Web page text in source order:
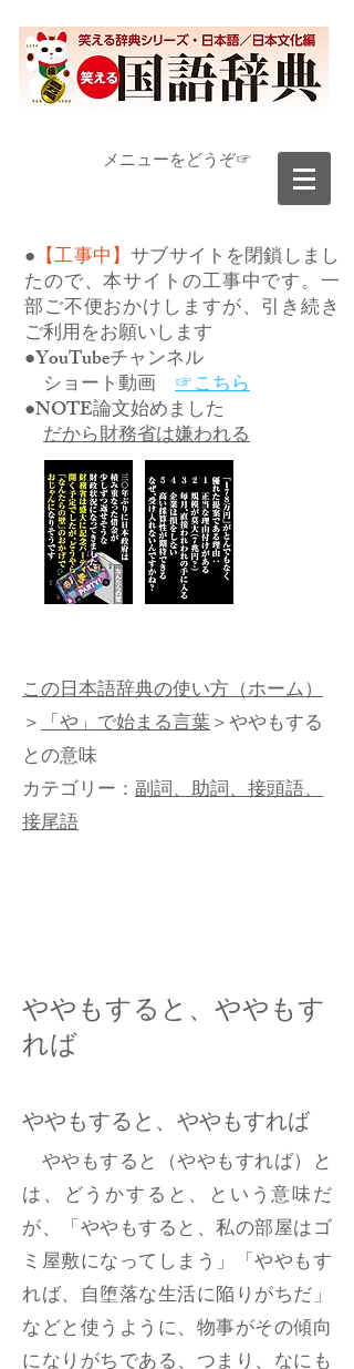
​メニューをどうぞ☞
● 【工事中】サブサイトを閉鎖しまし
たので、本サイトの工事中です。一
部ご不便おかけしますが、引き続き
ご利用をお願いします
●YouTubeチャンネル
ショート動画 ☞こちら
●NOTE論文始めました
だから財務省は嫌われる
この日本語辞典の使い方（ホーム）
＞「や」で始まる言葉＞ややもする
との意味
カテゴリー： 副詞、助詞、接頭語、
接尾語
ややもすると、ややもす
れば
ややもすると、ややもすれば
ややもすると（ややもすれば）と
は、どうかすると、という意味だ
が、「ややもすると、私の部屋はゴ
ミ屋敷になってしまう」「ややもす
れば、自堕落な生活に陥りがちだ」
などと使うように、物事がその傾向